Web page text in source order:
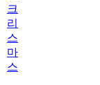
크
리
스
마
스